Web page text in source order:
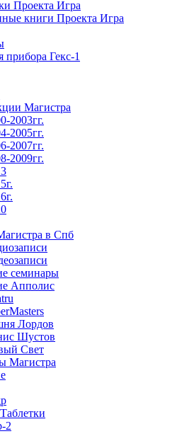
Проекта Игра
книги Проекта Игра
прибора Гекс-1
Магистра
2003гг.
2005гг.
2007гг.
2009гг.
в Спб
семинары
Апполис
Лордов
Шустов
Свет
Магистра
2